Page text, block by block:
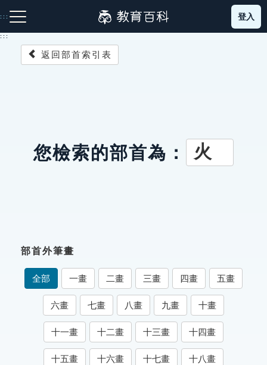
到
主
:::
成語故事
索引選單
知識索引
單字索引
生命大百科索引
登入
:::
返回部首索引表
您檢索的部首為： 火
部首外筆畫
全部 一畫 二畫 三畫 四畫 五畫
六畫 七畫 八畫 九畫 十畫
十一畫 十二畫 十三畫 十四畫
十五畫 十六畫 十七畫 十八畫